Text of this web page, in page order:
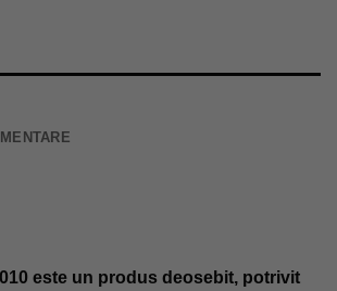
este un produs deosebit, potrivit